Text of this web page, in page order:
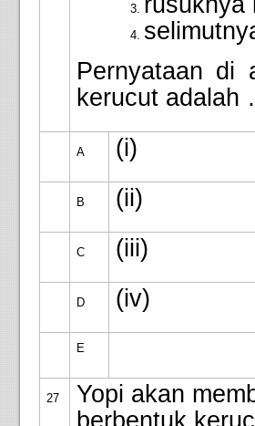
Pernyataan di
kerucut adalah
A (i)
B (ii)
C (iii)
D (iv)
E
27
Yopi akan